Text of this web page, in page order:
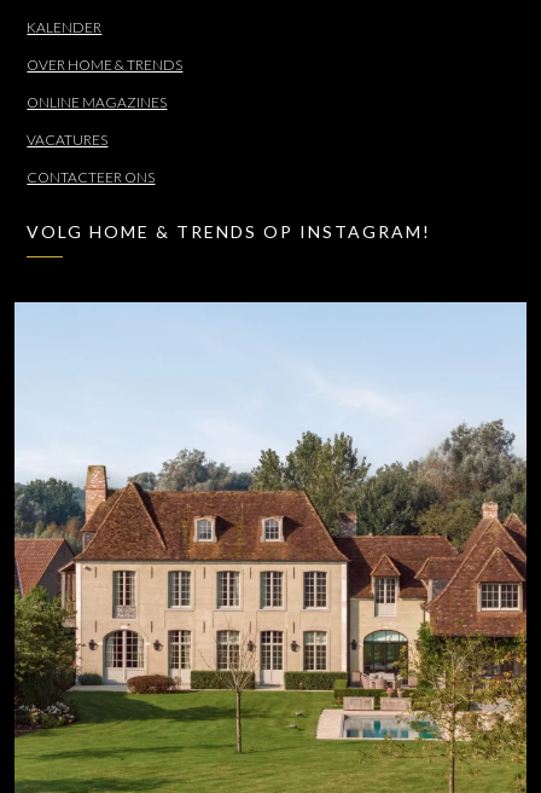
KALENDER
OVER HOME & TRENDS
ONLINE MAGAZINES
VACATURES
CONTACTEER ONS
VOLG HOME & TRENDS OP INSTAGRAM!